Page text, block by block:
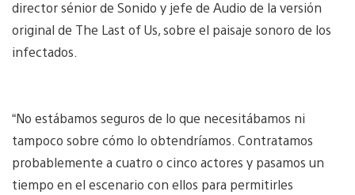
director sénior de Sonido y jefe de Audio de la versión
original de The Last of Us, sobre el paisaje sonoro de los
infectados.
“No estábamos seguros de lo que necesitábamos ni
tampoco sobre cómo lo obtendríamos. Contratamos
probablemente a cuatro o cinco actores y pasamos un
tiempo en el escenario con ellos para permitirles